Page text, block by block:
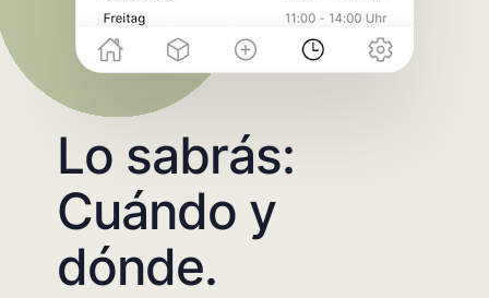
Lo sabrás:
Cuándo y
dónde.